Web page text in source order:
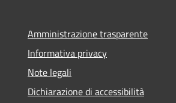
Amministrazione trasparente
Informativa privacy
Note legali
Dichiarazione di accessibilità